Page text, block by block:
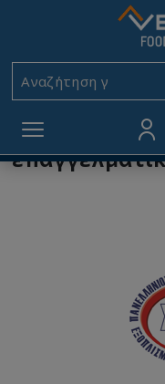
Αναζήτηση για
Εγγύηση